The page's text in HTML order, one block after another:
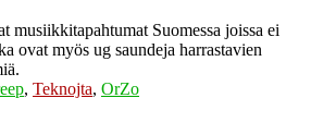
musiikkitapahtumat Suomessa joissa ei
ovat myös ug saundeja harrastavien
, Teknojta, OrZo